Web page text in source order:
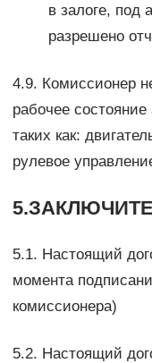
в залоге, под
разрешено
4.9. Комиссионер
рабочее состояние
таких как:
рулевое
5.1. Настоящий
момента
комиссионера)
5.2. Настоящий